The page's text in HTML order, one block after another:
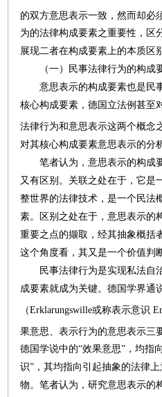
的双方意思表示一致，然而却必
为的法律构成要素之重要性，区
展现二者在构成要素上的本质区
（一）民事法律行为的构成
意思表示的构成要素也是民事
核心构成要素，德国立法例甚至
法律行为和意思表示这两个概念
对其核心构成要素意思表示的分
笔者认为，意思表示的构成要
又有区别。关联之处在于，它是
整世界的法律技术，是一个民法
素。区别之处在于，意思表示的
重要之点的撷取，经其抽象概括
这个角度看，其又是一个价值判
民事法律行为是实现私法自治
成要素就成为关键。德国学界通
（Erklarungswille或称表示意识
果意思、表示行为的意思表示三
德国学说中的“效果意思”，均指
识”，其均指向引起抽象的法律
物。笔者认为，研究意思表示的